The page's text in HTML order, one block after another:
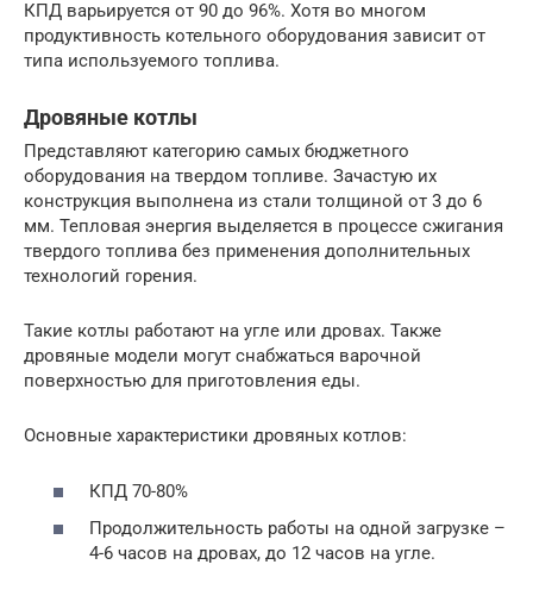
КПД варьируется от 90 до 96%. Хотя во многом
продуктивность котельного оборудования зависит от
типа используемого топлива.
Дровяные котлы
Представляют категорию самых бюджетного
оборудования на твердом топливе. Зачастую их
конструкция выполнена из стали толщиной от 3 до 6
мм. Тепловая энергия выделяется в процессе сжигания
твердого топлива без применения дополнительных
технологий горения.
Такие котлы работают на угле или дровах. Также
дровяные модели могут снабжаться варочной
поверхностью для приготовления еды.
Основные характеристики дровяных котлов:
КПД 70-80%
Продолжительность работы на одной загрузке –
4-6 часов на дровах, до 12 часов на угле.